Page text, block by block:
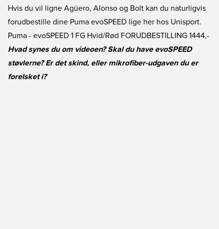
Hvis du vil ligne Agüero, Alonso og Bolt kan du naturligvis
forudbestille dine Puma evoSPEED lige her hos Unisport.
Puma - evoSPEED 1 FG Hvid/Rød FORUDBESTILLING 1444,-
Hvad synes du om videoen? Skal du have evoSPEED
støvlerne? Er det skind, eller mikrofiber-udgaven du er
forelsket i?